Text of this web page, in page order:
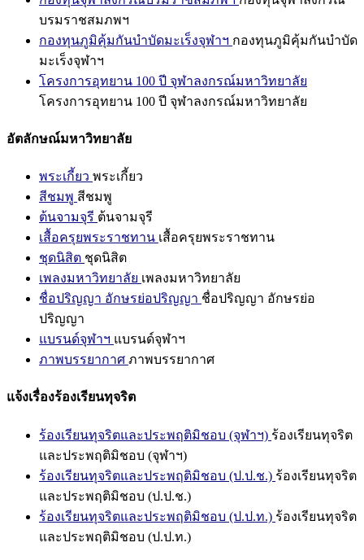
บรมราชสมภพฯ
กองทุนภูมิคุ้มกันบำบัดมะเร็งจุฬาฯ กองทุนภูมิคุ้มกันบำบัด
มะเร็งจุฬาฯ
โครงการอุทยาน 100 ปี จุฬาลงกรณ์มหาวิทยาลัย
โครงการอุทยาน 100 ปี จุฬาลงกรณ์มหาวิทยาลัย
อัตลักษณ์มหาวิทยาลัย
พระเกี้ยว พระเกี้ยว
สีชมพู สีชมพู
ต้นจามจุรี ต้นจามจุรี
เสื้อครุยพระราชทาน เสื้อครุยพระราชทาน
ชุดนิสิต ชุดนิสิต
เพลงมหาวิทยาลัย เพลงมหาวิทยาลัย
ชื่อปริญญา อักษรย่อปริญญา ชื่อปริญญา อักษรย่อ
ปริญญา
แบรนด์จุฬาฯ แบรนด์จุฬาฯ
ภาพบรรยากาศ ภาพบรรยากาศ
แจ้งเรื่องร้องเรียนทุจริต
ร้องเรียนทุจริตและประพฤติมิชอบ (จุฬาฯ) ร้องเรียนทุจริต
และประพฤติมิชอบ (จุฬาฯ)
ร้องเรียนทุจริตและประพฤติมิชอบ (ป.ป.ช.) ร้องเรียนทุจริต
และประพฤติมิชอบ (ป.ป.ช.)
ร้องเรียนทุจริตและประพฤติมิชอบ (ป.ป.ท.) ร้องเรียนทุจริต
และประพฤติมิชอบ (ป.ป.ท.)